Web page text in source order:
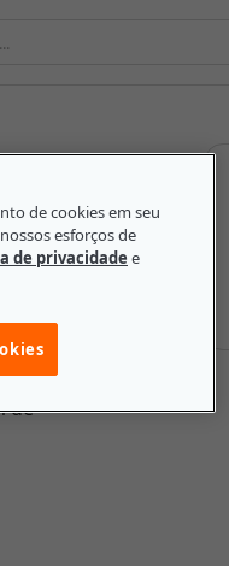
A
de
de cookies em seu
esforços de
de privacidade e